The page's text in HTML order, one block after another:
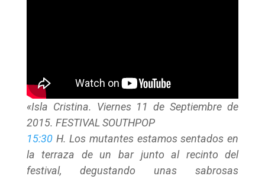
«Isla Cristina. Viernes 11 de Septiembre de
2015. FESTIVAL SOUTHPOP
15:30H. Los mutantes estamos sentados en
la terraza de un bar junto al recinto del
festival, degustando unas sabrosas